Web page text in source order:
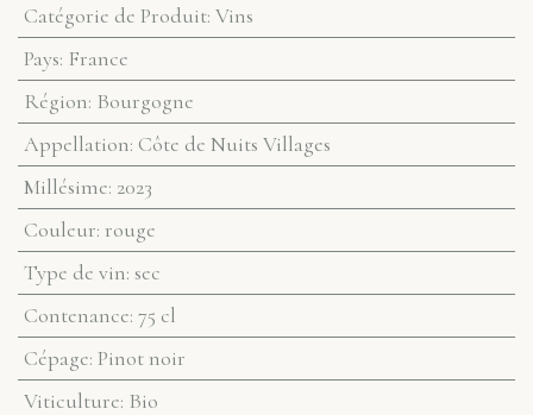
Catégorie de Produit: Vins
Pays: France
Région: Bourgogne
Appellation: Côte de Nuits Villages
Millésime: 2023
Couleur: rouge
Type de vin: sec
Contenance: 75 cl
Cépage: Pinot noir
Viticulture: Bio